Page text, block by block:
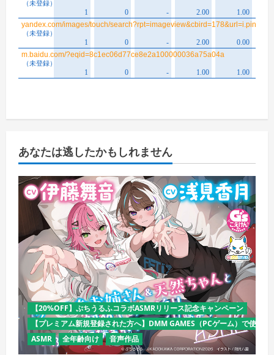
あなたは逃したかもしれません
【20%OFF】ぷちうるふコラボASMRリリース記念キャンペーン
【プレミアム新規登録された方へ】DMM GAMES（PCゲーム）で使え
ASMR
全年齢向け 音声作品